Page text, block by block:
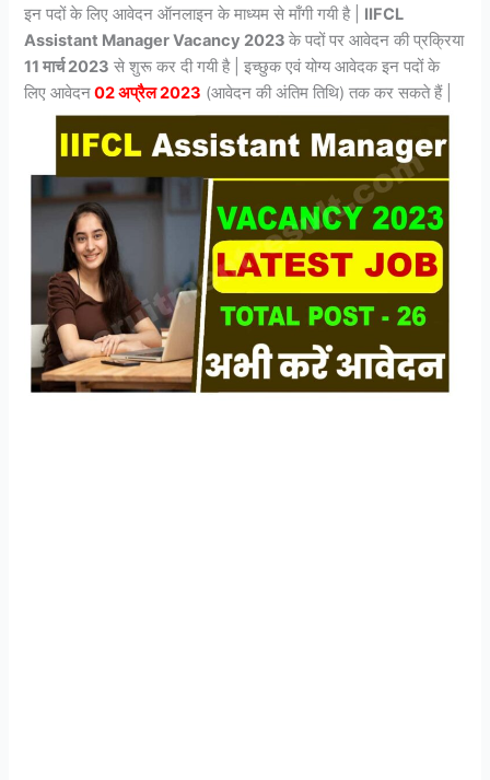
इन पदों के लिए आवेदन ऑनलाइन के माध्यम से माँगी गयी है | IIFCL
Assistant Manager Vacancy 2023के पदों पर आवेदन की प्रक्रिया
11 मार्च 2023 से शुरू कर दी गयी है | इच्छुक एवं योग्य आवेदक इन पदों के
लिए आवेदन02 अप्रैल 2023 (आवेदन की अंतिम तिथि) तक कर सकते हैं |